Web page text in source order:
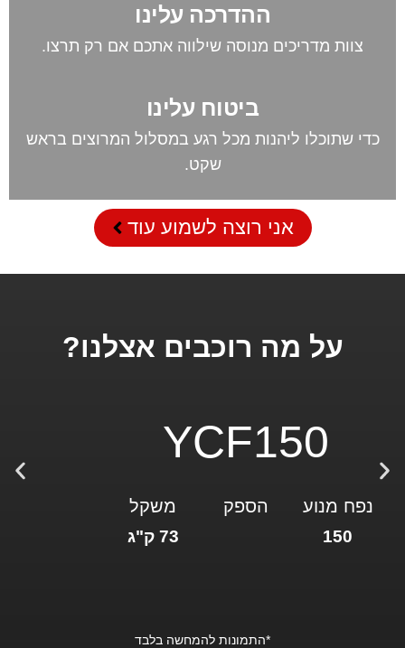
ההדרכה עלינו
צוות מדריכים מנוסה שילווה אתכם אם רק תרצו.
ביטוח עלינו
כדי שתוכלו ליהנות מכל רגע במסלול המרוצים בראש
שקט.
אני רוצה לשמוע עוד
על מה רוכבים אצלנו?
YCF150
נפח מנוע
150
הספק משקל
73 ק"ג
*התמונות להמחשה בלבד